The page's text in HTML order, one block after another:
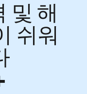
및 해
쉬워